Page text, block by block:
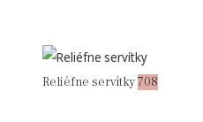
Reliéfne servítky708